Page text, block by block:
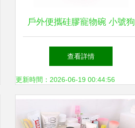
戶外便攜硅膠寵物碗 小號狗
碗如何化作「寵物飛碟」成夏
日戶外新寵？
查看詳情
更新時間：2026-06-19 00:44:56